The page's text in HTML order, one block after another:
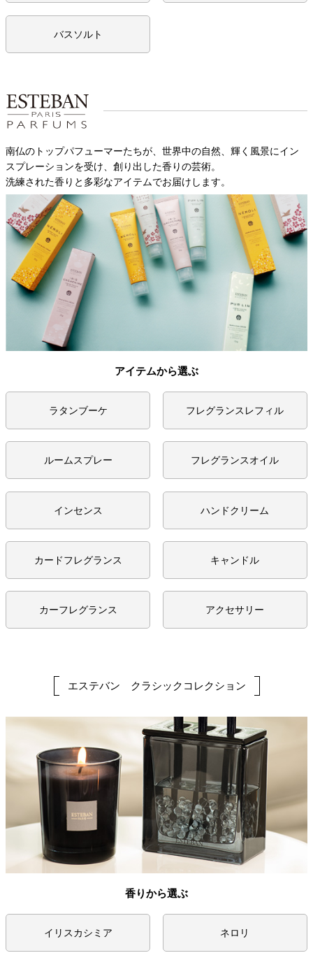
バスソルト
南仏のトップパフューマーたちが、世界中の自然、輝く風景にイン
スプレーションを受け、創り出した香りの芸術。
洗練された香りと多彩なアイテムでお届けします。
アイテムから選ぶ
ラタンブーケ フレグランスレフィル
ルームスプレー フレグランスオイル
インセンス ハンドクリーム
カードフレグランス キャンドル
カーフレグランス アクセサリー
エステバン クラシックコレクション
香りから選ぶ
イリスカシミア ネロリ